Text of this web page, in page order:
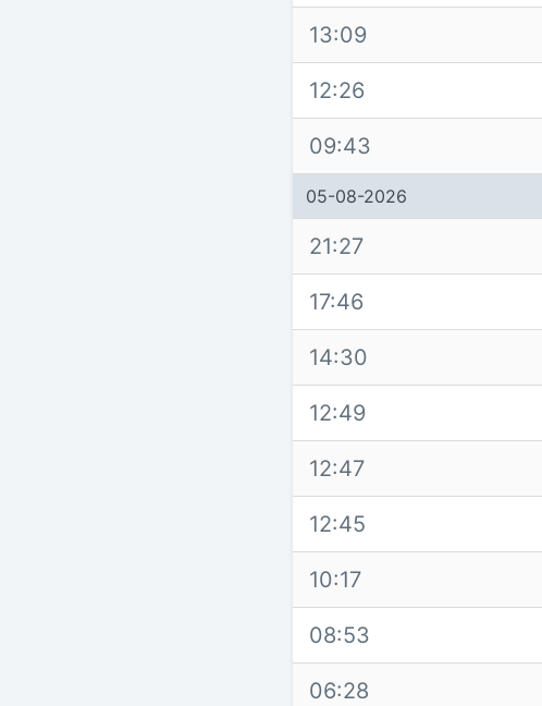
13:09
12:26
09:43
05-08-2026
21:27
17:46
14:30
12:49
12:47
12:45
10:17
08:53
06:28